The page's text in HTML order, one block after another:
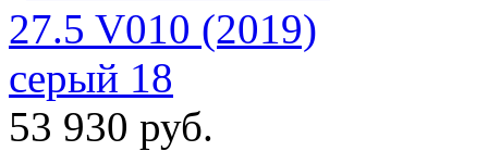
53 930 руб.